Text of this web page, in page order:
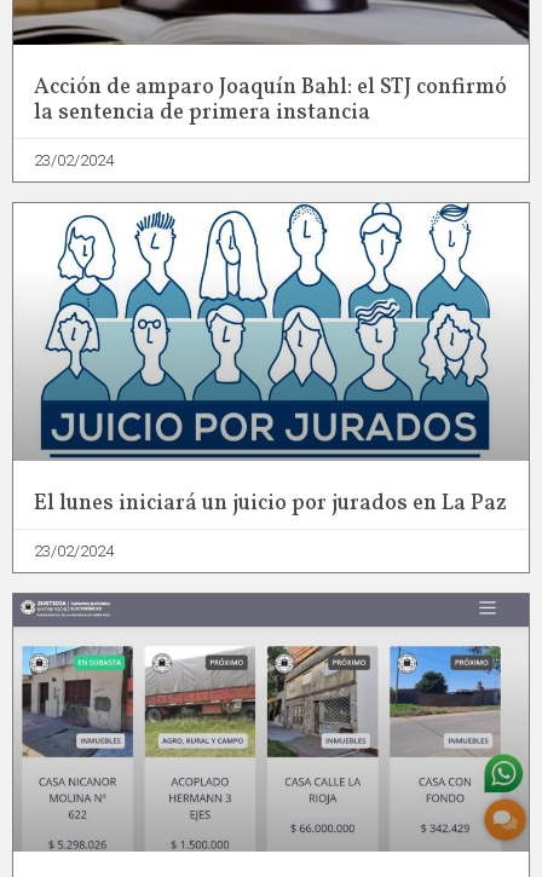
Acción de amparo Joaquín Bahl: el STJ confirmó
la sentencia de primera instancia
23/02/2024
El lunes iniciará un juicio por jurados en La Paz
23/02/2024